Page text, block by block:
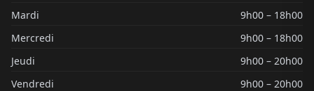
Mardi
9h00 – 18h00
Mercredi
9h00 – 18h00
Jeudi
9h00 – 20h00
Vendredi
9h00 – 20h00